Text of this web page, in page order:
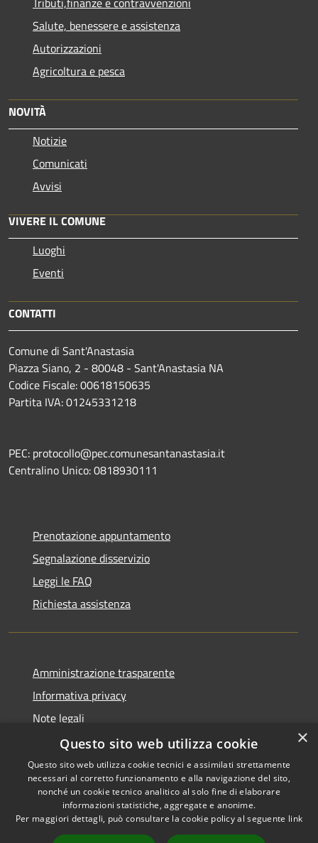
Salute, benessere e assistenza
Autorizzazioni
Agricoltura e pesca
NOVITÀ
Notizie
Comunicati
Avvisi
VIVERE IL COMUNE
Luoghi
Eventi
CONTATTI
Comune di Sant'Anastasia
Piazza Siano, 2 - 80048 - Sant'Anastasia NA
Codice Fiscale: 00618150635
Partita IVA: 01245331218
PEC: protocollo@pec.comunesantanastasia.it
Centralino Unico: 0818930111
Prenotazione appuntamento
Segnalazione disservizio
Leggi le FAQ
Richiesta assistenza
Amministrazione trasparente
Informativa privacy
Note legali
Dichiarazione di accessibilità
RSS
Accessibilità
Copyright © 2026 • Comune di
Sant'Anastasia • Powered by
×
Questo sito web utilizza cookie
Questo sito web utilizza cookie tecnici e assimilati strettamente
necessari al corretto funzionamento e alla navigazione del sito,
nonché un cookie tecnico analitico al solo fine di elaborare
informazioni statistiche, aggregate e anonime.
Per maggiori dettagli, può consultare la cookie policy al seguente link